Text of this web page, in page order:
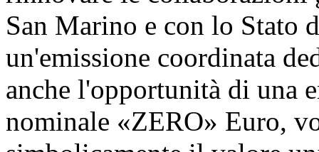
San Marino e con lo Stato
un'emissione coordinata
anche l'opportunità di una
nominale «ZERO» Euro,